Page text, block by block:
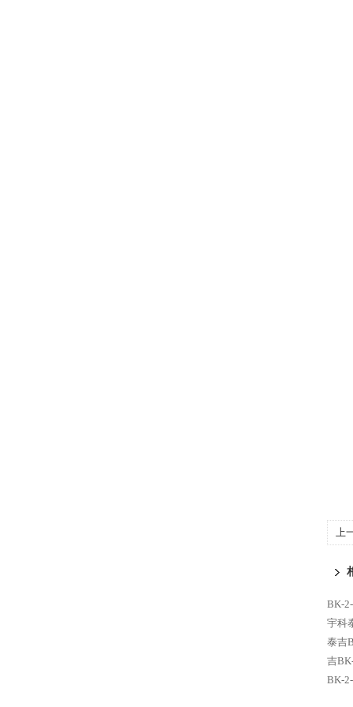
上
BK-
宇科
泰吉
吉
BK-